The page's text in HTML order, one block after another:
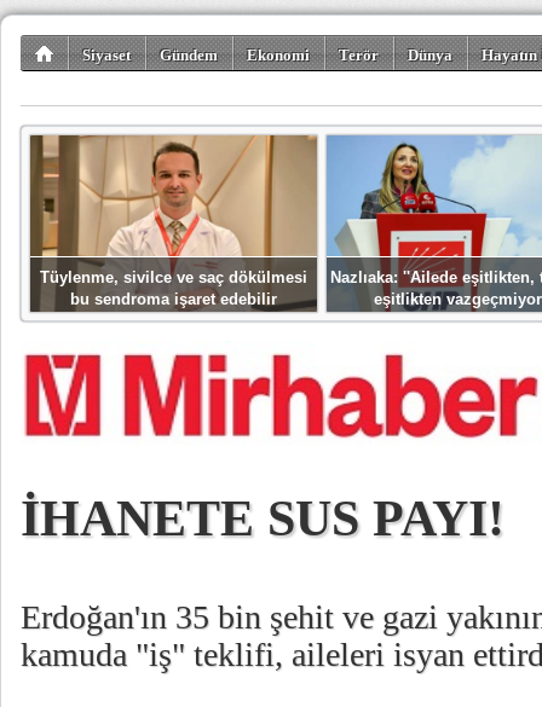
Siyaset Gündem Ekonomi Terör Dünya
Tüylenme, sivilce ve saç dökülmesi
bu sendroma işaret edebilir
Nazlıaka: ''Ailede eşitlikten,
eşitlikten
İHANETE SUS PAYI!
Erdoğan'ın 35 bin şehit ve gazi
kamuda "iş" teklifi, aileleri isyan